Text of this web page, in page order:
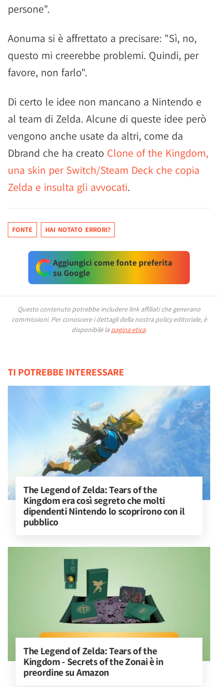
persone".
Aonuma si è affrettato a precisare: "Sì, no,
questo mi creerebbe problemi. Quindi, per
favore, non farlo".
Di certo le idee non mancano a Nintendo e
al team di Zelda. Alcune di queste idee però
vengono anche usate da altri, come da
Dbrand che ha creato Clone of the Kingdom,
una skin per Switch/Steam Deck che copia
Zelda e insulta gli avvocati.
FONTE HAI NOTATO ERRORI?
Aggiungici come fonte preferita
su Google
Questo contenuto potrebbe includere link affiliati che generano
commissioni. Per conoscere i dettagli della nostra policy editoriale, è
disponibile la pagina etica.
TI POTREBBE INTERESSARE
The Legend of Zelda: Tears of the
Kingdom era così segreto che molti
dipendenti Nintendo lo scoprirono con il
pubblico
The Legend of Zelda: Tears of the
Kingdom - Secrets of the Zonai è in
preordine su Amazon